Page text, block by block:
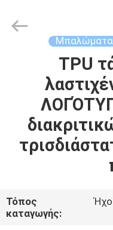
ΠΡΟΪΌΝΤΑ
ΠΕΡΊΠΟΥ
ΕΜΕΊΣ
ΓΎΡΟΣ
ΕΡΓΟΣΤΑΣΊΩΝ
Accessories
Co.,Ltd.
Μπαλώματα
TPU
Τόπος
καταγωγής: